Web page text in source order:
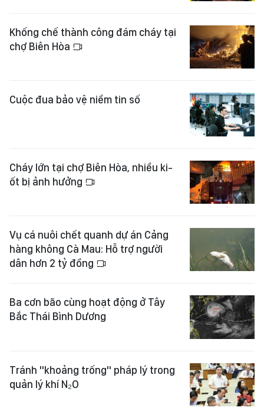
Khống chế thành công đám cháy tại
chợ Biên Hòa
Cuộc đua bảo vệ niềm tin số
Cháy lớn tại chợ Biên Hòa, nhiều ki-
ốt bị ảnh hưởng
Vụ cá nuôi chết quanh dự án Cảng
hàng không Cà Mau: Hỗ trợ người
dân hơn 2 tỷ đồng
Ba cơn bão cùng hoạt động ở Tây
Bắc Thái Bình Dương
Tránh "khoảng trống" pháp lý trong
quản lý khí N₂O